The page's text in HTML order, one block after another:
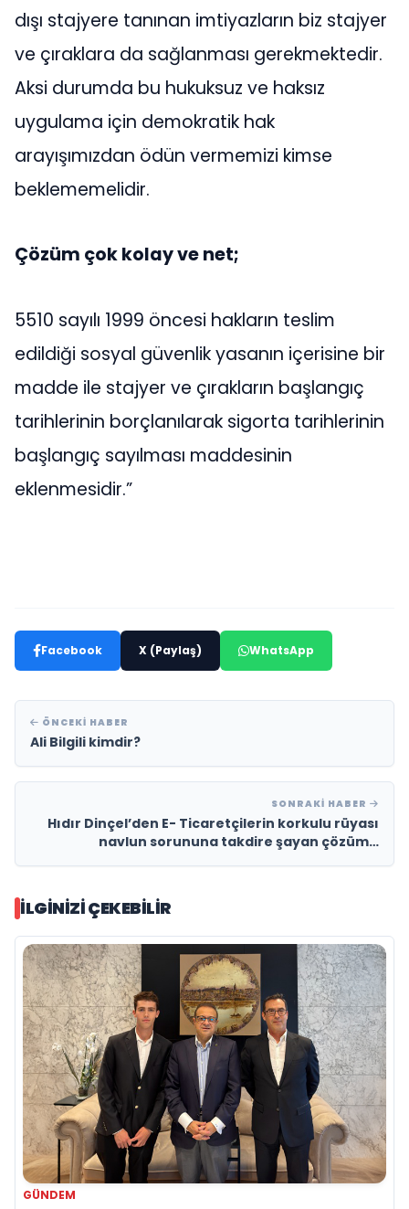
dışı stajyere tanınan imtiyazların biz stajyer
ve çıraklara da sağlanması gerekmektedir.
Aksi durumda bu hukuksuz ve haksız
uygulama için demokratik hak
arayışımızdan ödün vermemizi kimse
beklememelidir.
Çözüm çok kolay ve net;
5510 sayılı 1999 öncesi hakların teslim
edildiği sosyal güvenlik yasanın içerisine bir
madde ile stajyer ve çırakların başlangıç
tarihlerinin borçlanılarak sigorta tarihlerinin
başlangıç sayılması maddesinin
eklenmesidir.”
Facebook X (Paylaş) WhatsApp
ÖNCEKI HABER
Ali Bilgili kimdir?
SONRAKI HABER
Hıdır Dinçel’den E- Ticaretçilerin korkulu rüyası
navlun sorununa takdire şayan çözüm…
İLGINIZI ÇEKEBILIR
GÜNDEM